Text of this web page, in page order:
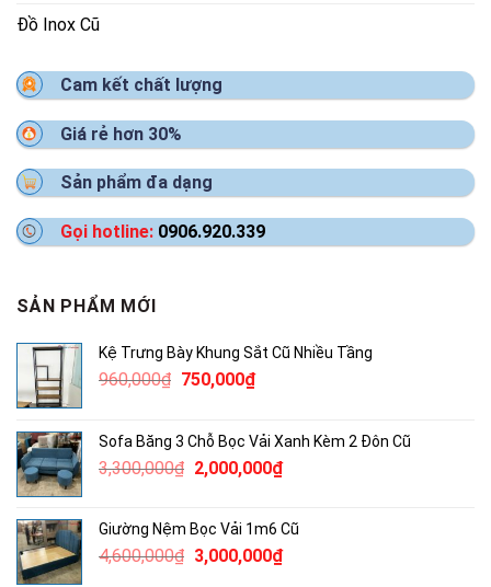
Đồ Inox Cũ
Cam kết chất lượng
Giá rẻ hơn 30%
Sản phẩm đa dạng
Gọi hotline: 0906.920.339
SẢN PHẨM MỚI
Kệ Trưng Bày Khung Sắt Cũ Nhiều Tầng
960,000₫ Giá
960,000₫.
750,000₫Giá
là:
750,000₫.
Sofa Băng 3 Chỗ Bọc Vải Xanh Kèm 2 Đôn Cũ
3,300,000₫ Giá
3,300,000₫.
2,000,000₫Giá
là:
2,000,000₫.
Giường Nệm Bọc Vải 1m6 Cũ
4,600,000₫ Giá
3,000,000₫Giá